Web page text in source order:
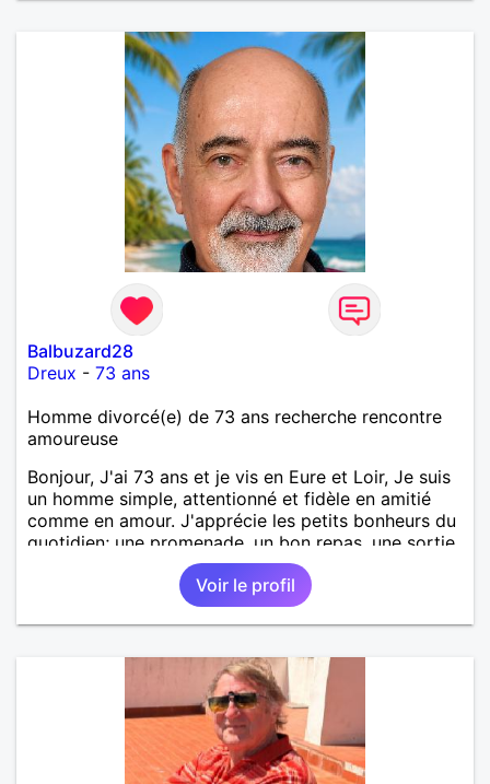
Balbuzard28
Dreux - 73 ans
Homme divorcé(e) de 73 ans recherche rencontre
amoureuse
Bonjour, J'ai 73 ans et je vis en Eure et Loir, Je suis
un homme simple, attentionné et fidèle en amitié
comme en amour. J'apprécie les petits bonheurs du
quotidien; une promenade, un bon repas, une sortie,
une discision agréable ou un moment de détente à
deux. Je souhaite rencontrer une femme douce,
honnête et bienveillante, avec qui partager des
moments de complicité, de rire et de confiance. Je
une belle amitié et qu'il n'est jamais trop tard pour
écrire une nouvelle histoire. Si vous aimez les
échanges sincères, les valeurs de respect et de
simplicité, nous pourrions faire connaissance autour
d'un café suivi d'une balade, sans précipitation et
Voir le profil